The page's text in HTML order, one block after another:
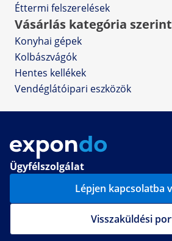
Éttermi felszerelések
Vásárlás kategória szerint
Konyhai gépek
Kolbászvágók
Hentes kellékek
Vendéglátóipari eszközök
Ügyfélszolgálat
Lépjen kapcsolatba
Visszaküldési